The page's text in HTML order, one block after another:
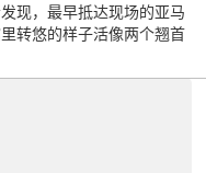
现，最早抵达现场的亚马
转悠的样子活像两个翘首